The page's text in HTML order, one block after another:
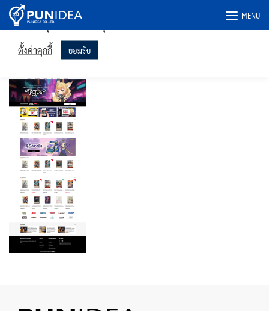
Skip
MENU
toyponofficial.com-pc
เราใช้คุกกี้ในเว็บไซต์ของเราเพื่อให้คุณได้รับประสบการณ์ที่เกี่ยวข้อง
มากที่สุดโดยจดจำการตั้งค่าของคุณและเข้าชมซ้ำ การคลิก "ยอมรับ"
แสดงว่าคุณยินยอมให้ใช้คุกกี้ทั้งหมด
ตั้งค่าคุกกี้ ยอมรับ